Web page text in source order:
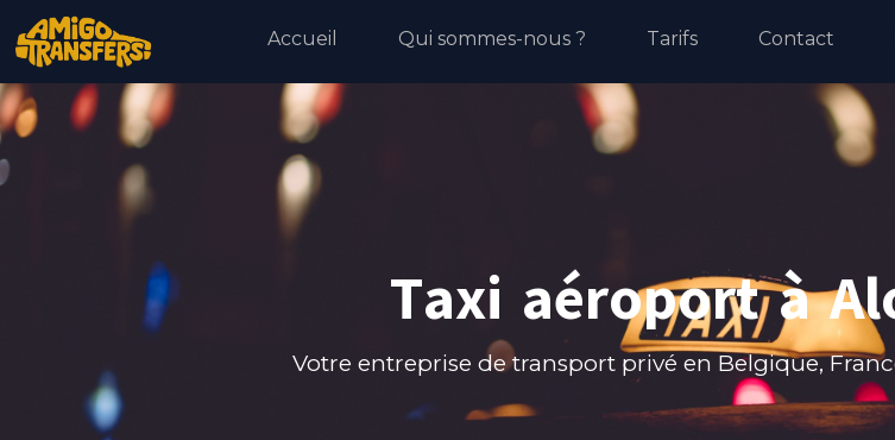
Accueil Qui sommes-nous ? Tarifs Contact
Taxi aéroport à
Votre entreprise de transport privé en Belgique,